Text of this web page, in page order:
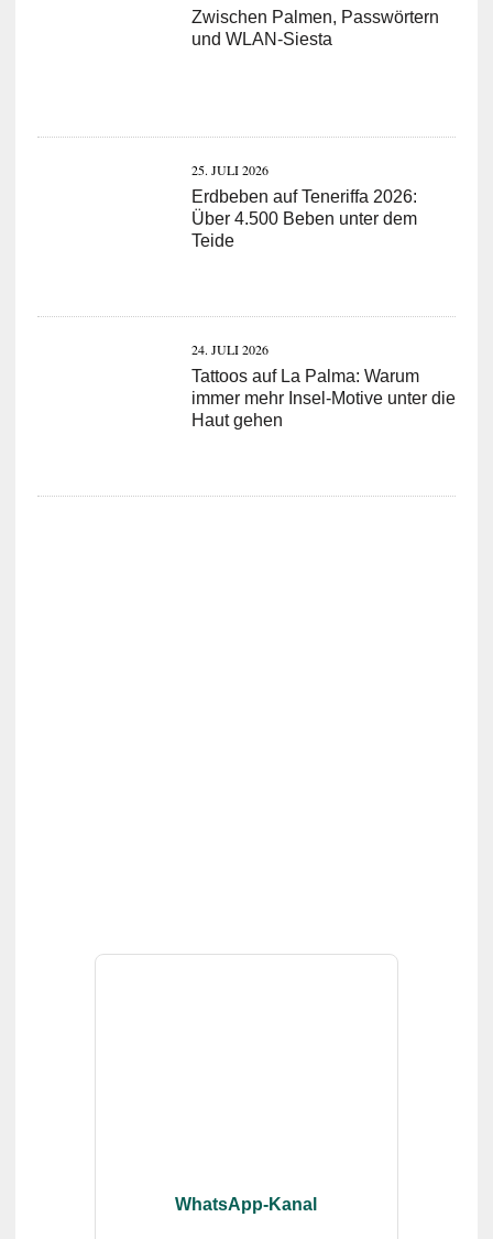
Zwischen Palmen, Passwörtern
und WLAN-Siesta
25. JULI 2026
Erdbeben auf Teneriffa 2026:
Über 4.500 Beben unter dem
Teide
24. JULI 2026
Tattoos auf La Palma: Warum
immer mehr Insel-Motive unter die
Haut gehen
WhatsApp-Kanal